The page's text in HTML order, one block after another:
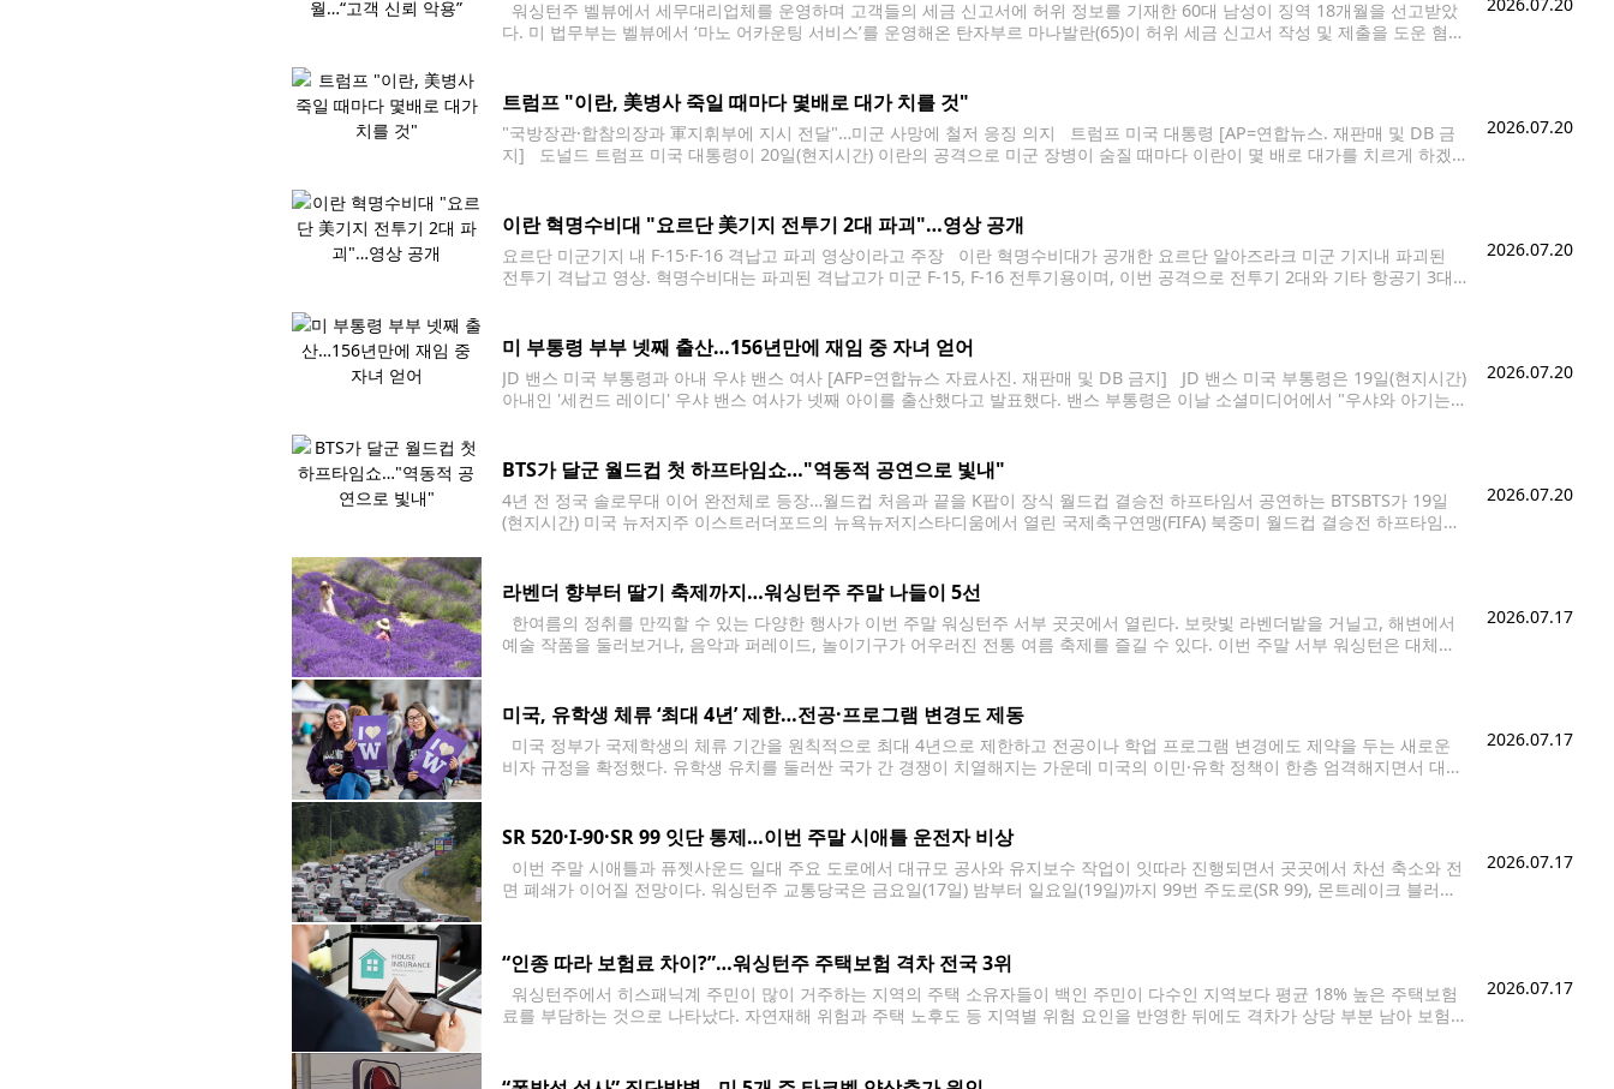
워싱턴주 벨뷰에서 세무대리업체를 운영하며 고객들의 세금 신고서에 허위 정보를 기재한 60대 남성이 징역 18개월을 선고받았
다. 미 법무부는 벨뷰에서 ‘마노 어카운팅 서비스’를 운영해온 탄자부르 마나발란(65)이 허위 세금 신고서 작성 및 제출을 도운 혐의
2026.07.20
트럼프 "이란, 美병사 죽일 때마다 몇배로 대가 치를 것"
"국방장관·합참의장과 軍지휘부에 지시 전달"…미군 사망에 철저 응징 의지 트럼프 미국 대통령 [AP=연합뉴스. 재판매 및 DB 금
지] 도널드 트럼프 미국 대통령이 20일(현지시간) 이란의 공격으로 미군 장병이 숨질 때마다 이란이 몇 배로 대가를 치르게 하겠
2026.07.20
이란 혁명수비대 "요르단 美기지 전투기 2대 파괴"…영상 공개
요르단 미군기지 내 F-15·F-16 격납고 파괴 영상이라고 주장 이란 혁명수비대가 공개한 요르단 알아즈라크 미군 기지내 파괴된
전투기 격납고 영상. 혁명수비대는 파괴된 격납고가 미군 F-15, F-16 전투기용이며, 이번 공격으로 전투기 2대와 기타 항공기 3대
2026.07.20
미 부통령 부부 넷째 출산…156년만에 재임 중 자녀 얻어
JD 밴스 미국 부통령과 아내 우샤 밴스 여사 [AFP=연합뉴스 자료사진. 재판매 및 DB 금지] JD 밴스 미국 부통령은 19일(현지시간)
아내인 '세컨드 레이디' 우샤 밴스 여사가 넷째 아이를 출산했다고 발표했다. 밴스 부통령은 이날 소셜미디어에서 "우샤와 아기는
2026.07.20
BTS가 달군 월드컵 첫 하프타임쇼…"역동적 공연으로 빛내"
4년 전 정국 솔로무대 이어 완전체로 등장…월드컵 처음과 끝을 K팝이 장식 월드컵 결승전 하프타임서 공연하는 BTSBTS가 19일
(현지시간) 미국 뉴저지주 이스트러더포드의 뉴욕뉴저지스타디움에서 열린 국제축구연맹(FIFA) 북중미 월드컵 결승전 하프타임쇼
2026.07.20
라벤더 향부터 딸기 축제까지…워싱턴주 주말 나들이 5선
한여름의 정취를 만끽할 수 있는 다양한 행사가 이번 주말 워싱턴주 서부 곳곳에서 열린다. 보랏빛 라벤더밭을 거닐고, 해변에서
예술 작품을 둘러보거나, 음악과 퍼레이드, 놀이기구가 어우러진 전통 여름 축제를 즐길 수 있다. 이번 주말 서부 워싱턴은 대체로
2026.07.17
미국, 유학생 체류 ‘최대 4년’ 제한…전공·프로그램 변경도 제동
미국 정부가 국제학생의 체류 기간을 원칙적으로 최대 4년으로 제한하고 전공이나 학업 프로그램 변경에도 제약을 두는 새로운
비자 규정을 확정했다. 유학생 유치를 둘러싼 국가 간 경쟁이 치열해지는 가운데 미국의 이민·유학 정책이 한층 엄격해지면서 대학
2026.07.17
SR 520·I-90·SR 99 잇단 통제…이번 주말 시애틀 운전자 비상
이번 주말 시애틀과 퓨젯사운드 일대 주요 도로에서 대규모 공사와 유지보수 작업이 잇따라 진행되면서 곳곳에서 차선 축소와 전
면 폐쇄가 이어질 전망이다. 워싱턴주 교통당국은 금요일(17일) 밤부터 일요일(19일)까지 99번 주도로(SR 99), 몬트레이크 블러바
2026.07.17
“인종 따라 보험료 차이?”…워싱턴주 주택보험 격차 전국 3위
워싱턴주에서 히스패닉계 주민이 많이 거주하는 지역의 주택 소유자들이 백인 주민이 다수인 지역보다 평균 18% 높은 주택보험
료를 부담하는 것으로 나타났다. 자연재해 위험과 주택 노후도 등 지역별 위험 요인을 반영한 뒤에도 격차가 상당 부분 남아 보험
2026.07.17